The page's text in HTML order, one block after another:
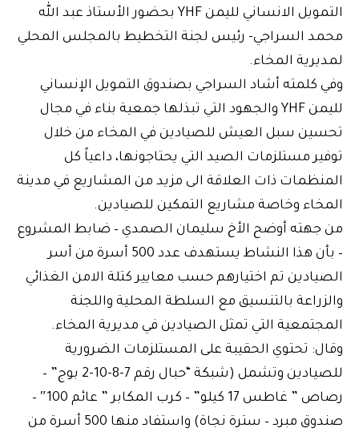
التمويل الانساني لليمن YHF بحضور الأستاذ عبد الله
محمد السراجي- رئيس لجنة التخطيط بالمجلس المحلي
لمديرية المخاء.
وفي كلمته أشاد السراجي بصندوق التمويل الإنساني
لليمن YHF والجهود التي تبذلها جمعية بناء في مجال
تحسين سبل العيش للصيادين في المخاء من خلال
توفير مستلزمات الصيد التي يحتاجونها، داعياً كل
المنظمات ذات العلاقة الى مزيد من المشاريع في مدينة
المخاء وخاصة مشاريع التمكين للصيادين.
من جهته أوضح الأخ سليمان الصمدي – ضابط المشروع
– بأن هذا النشاط يستهدف عدد 500 أسرة من أسر
الصيادين تم اختيارهم حسب معايير كتلة الامن الغذائي
والزراعة بالتنسيق مع السلطة المحلية واللجنة
المجتمعية التي تمثل الصيادين في مديرية المخاء.
وقال: تحتوي الحقيبة على المستلزمات الضرورية
للصيادين وتشمل (شبكة “حبال رقم 7-8-10-2 بوج” –
رصاص ” غاطس 17 كيلو” – كرب المكابر ” عائم 100″ –
صندوق مبرد – سترة نجاة) واستفاد منها 500 أسرة من